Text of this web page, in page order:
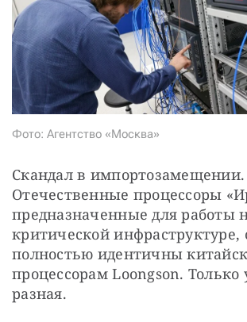
Фото: Агентство «Москва»
Скандал в импортозамещении.
Отечественные процессоры
предназначенные для работы
критической инфраструктуре,
полностью идентичны
процессорам Loongson. Только
разная.
ПОДЕЛИТЬСЯ С ДРУЗЬЯМИ
Если у вас есть вопросы, пишите
звоните:
+7 (929) 612-03-68